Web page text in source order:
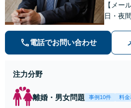
【メー
日・夜
トラブ
人」の
電話でお問い合わせ
注力分野
離婚・男女問題 事例10件 料金